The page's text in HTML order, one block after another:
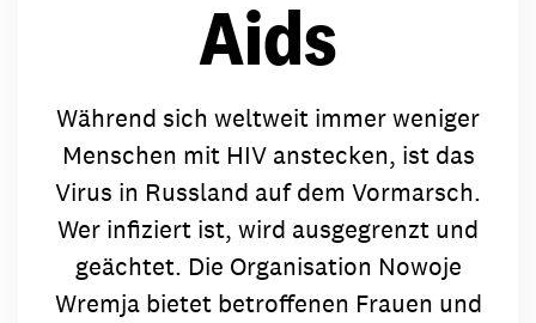
Aids
Während sich weltweit immer weniger
Menschen mit HIV anstecken, ist das
Virus in Russland auf dem Vormarsch.
Wer infiziert ist, wird ausgegrenzt und
geächtet. Die Organisation Nowoje
Wremja bietet betroffenen Frauen und